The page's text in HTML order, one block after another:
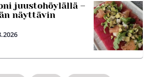
juustohöylällä –
näyttävin